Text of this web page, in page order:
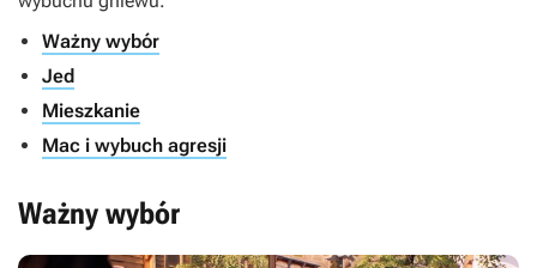
Ważny wybór
Jed
Mieszkanie
Mac i wybuch agresji
Ważny wybór